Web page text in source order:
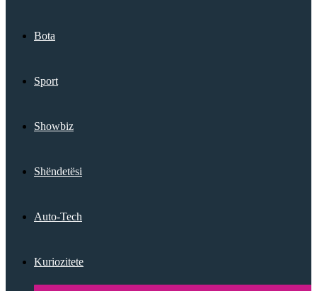
Bota
Sport
Showbiz
Shëndetësi
Auto-Tech
Kuriozitete